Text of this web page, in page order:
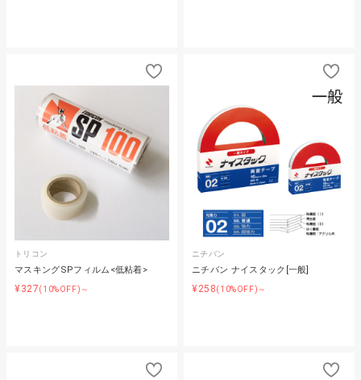
トリコン
マスキングSPフィルム<低粘着>
¥327(10%OFF)～
ニチバン
ニチバン ナイスタック[一般]
¥258(10%OFF)～